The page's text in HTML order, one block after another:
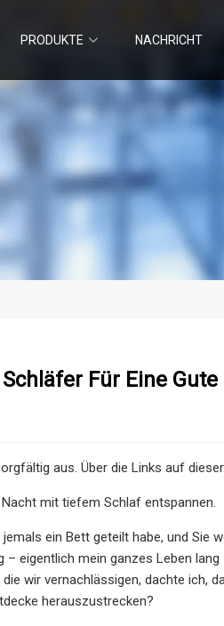
PRODUKTE NACHRICHT
Für Eine
aus. Über die Links auf
mit tiefem Schlaf entspannen.
ein Bett geteilt habe, und Sie
– eigentlich mein ganzes Leben
wir vernachlässigen, dachte ich,
herauszustrecken?